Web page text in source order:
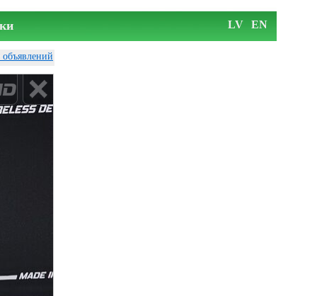
LV EN
объявлений